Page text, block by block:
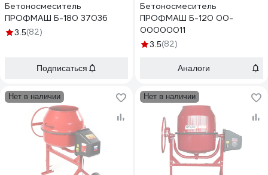
Бетоносмеситель
ПРОФМАШ Б-180 37036
3.5(82)
Подписаться
Бетоносмеситель
ПРОФМАШ Б-120 00-
00000011
3.5(82)
Аналоги
Нет в наличии Нет в наличии